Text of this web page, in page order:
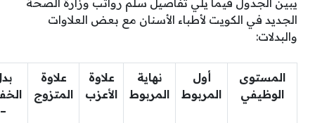
يبين الجدول فيما يلي تفاصيل سلم رواتب وزارة الصحة
الجديد في الكويت لأطباء الأسنان مع بعض العلاوات
والبدلات:
المستوى
الوظيفي
أول
المربوط
نهاية
المربوط
علاوة
الأعزب
علاوة
المتزوج
–